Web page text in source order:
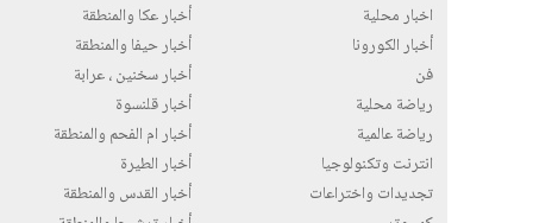
اخبار محلية
أخبار الكورونا
فن
رياضة محلية
رياضة عالمية
انترنت وتكنولوجيا
تجديدات واختراعات
أخبار عكا والمنطقة
أخبار حيفا والمنطقة
أخبار سخنين ، عرابة
أخبار قلنسوة
أخبار ام الفحم والمنطقة
أخبار الطيرة
أخبار القدس والمنطقة